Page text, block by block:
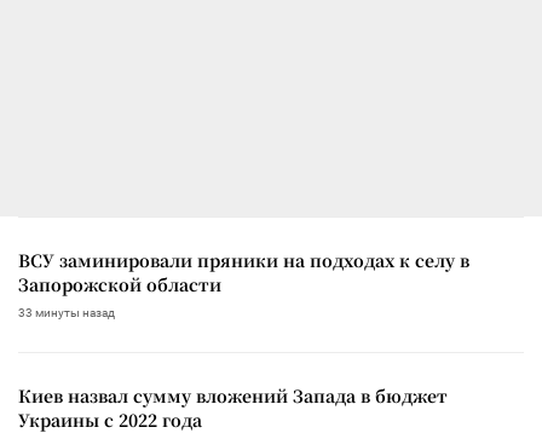
ВСУ заминировали пряники на подходах к селу в
Запорожской области
33 минуты назад
Киев назвал сумму вложений Запада в бюджет
Украины с 2022 года